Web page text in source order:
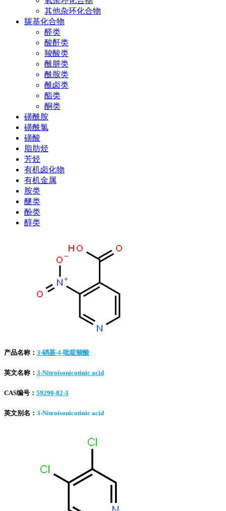
其他杂环化合物
羰基化合物
醛类
酸酐类
羧酸类
酰肼类
酰胺类
酰卤类
酯类
酮类
磺酰胺
磺酰氯
磺酸
脂肪烃
芳烃
有机卤化物
有机金属
胺类
醚类
酚类
醇类
产品名称： 3-硝基-4-吡啶羧酸
英文名称： 3-Nitroisonicotinic acid
CAS编号： 59290-82-3
英文别名： 3-Nitroisonicotinic acid